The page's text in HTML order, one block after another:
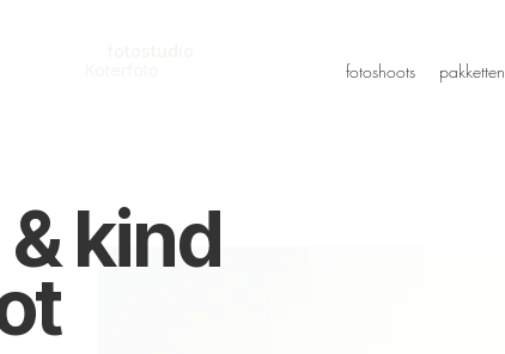
fotoshoots pakketten
kind